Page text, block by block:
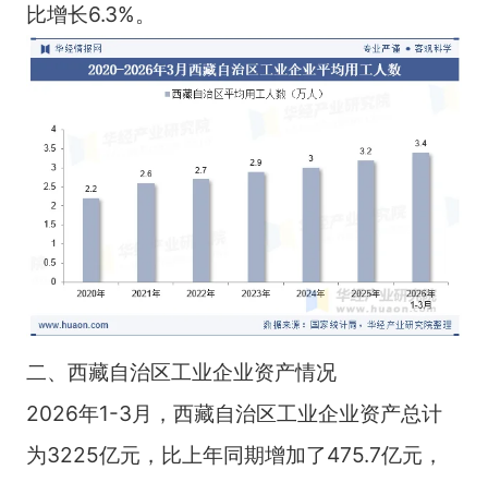
比增长6.3%。
二、西藏自治区工业企业资产情况
2026年1-3月，西藏自治区工业企业资产总计
为3225亿元，比上年同期增加了475.7亿元，